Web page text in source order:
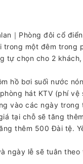
｜Phòng đôi cổ
một đêm trong
tự chọn cho 2
hồ bơi suối nước
hát KTV (phí
vào các ngày
tại chỗ sẽ tăng
thêm 500 Đài tệ.
ngày lễ sẽ tuân theo